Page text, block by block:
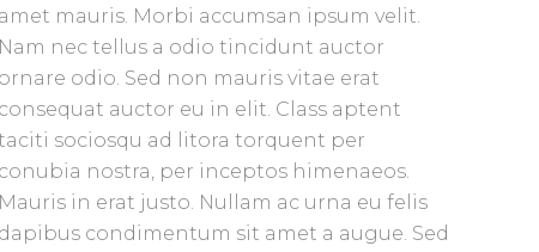
amet mauris. Morbi accumsan ipsum velit.
Nam nec tellus a odio tincidunt auctor
ornare odio. Sed non mauris vitae erat
consequat auctor eu in elit. Class aptent
sociosqu ad litora torquent per
conubia nostra, per inceptos himenaeos.
Mauris in erat justo. Nullam ac urna eu felis
dapibus condimentum sit amet a augue. Sed